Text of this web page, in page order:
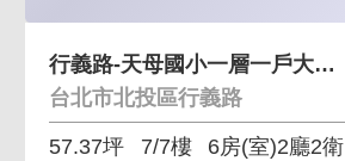
行義路-天母國小一層一戶大空間美廈
台北市北投區行義路
57.37坪 7/7樓 6房(室)2廳2衛